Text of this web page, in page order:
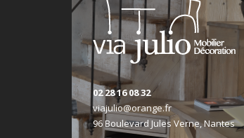
02 28 16 08 32
viajulio@orange.fr
96 Boulevard Jules Verne, Nantes